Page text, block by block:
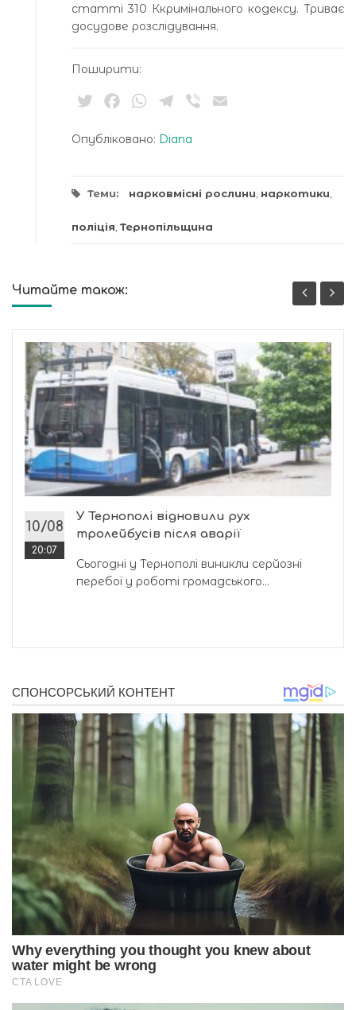
статті 310 Ккримінального кодексу. Триває
досудове розслідування.
Поширити:
TwitterFacebookWhatsApp
Telegram
Viber
Опубліковано: Diana
Теми: нарковмісні рослини, наркотики,
поліція, Тернопільщина
Читайте також:
10/08
20:07
У Тернополі відновили рух
тролейбусів після аварії
Сьогодні у Тернополі виникли серйозні
перебої у роботі громадського...